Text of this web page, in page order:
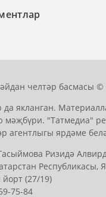
челтәр басмасы
да якланган.
мәҗбүри. "Татмедиа"
агентлыгы ярдәме
Ризидә
(27/19)
75-84